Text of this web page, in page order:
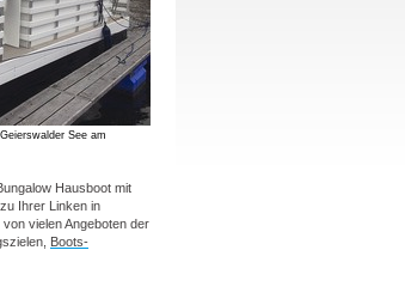
See am
Hausboot mit
Ihrer Linken in
vielen Angeboten der
Boots-